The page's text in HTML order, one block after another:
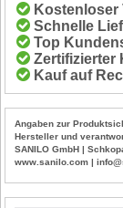
Kostenloser
Schnelle
Top
Zertifizierter
Kauf auf
Angaben zur
Hersteller und
SANILO GmbH |
www.sanilo.com |